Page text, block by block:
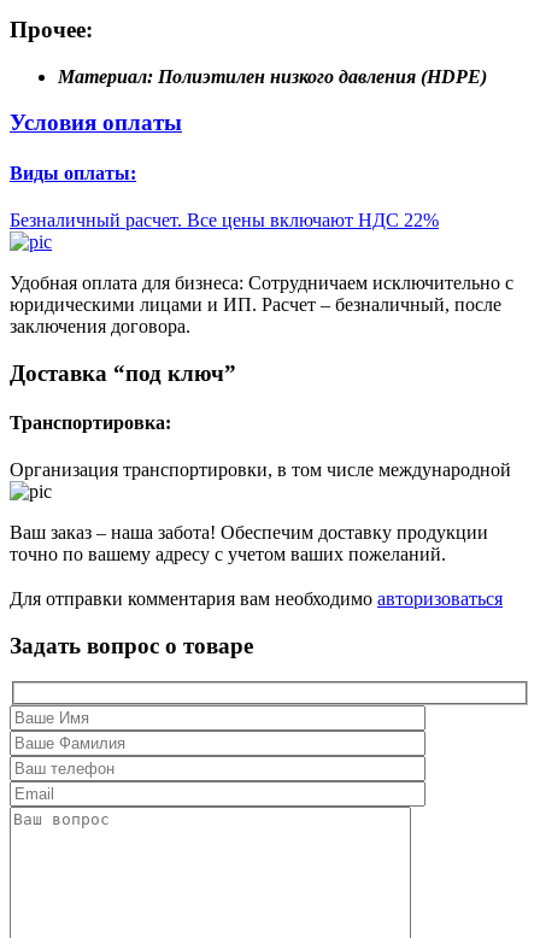
Прочее:
Материал: Полиэтилен низкого давления (HDPE)
Условия оплаты
Виды оплаты:
Безналичный расчет. Все цены включают НДС 22%
Удобная оплата для бизнеса: Сотрудничаем исключительно с
юридическими лицами и ИП. Расчет – безналичный, после
заключения договора.
Доставка “под ключ”
Транспортировка:
Организация транспортировки, в том числе международной
Ваш заказ – наша забота! Обеспечим доставку продукции
точно по вашему адресу с учетом ваших пожеланий.
Для отправки комментария вам необходимо авторизоваться
Задать вопрос о товаре